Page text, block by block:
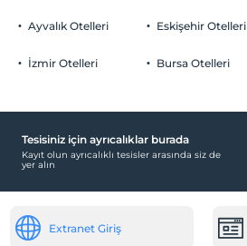
Ayvalık Otelleri
İzmir Otelleri
Eskişehir Otelleri
Bursa Otelleri
Tesisiniz için ayrıcalıklar burada
Kayıt olun ayrıcalıklı tesisler arasında siz de
yer alın
Extranet Giriş